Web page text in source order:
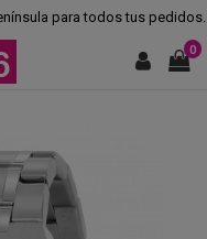
para todos tus pedidos.
0